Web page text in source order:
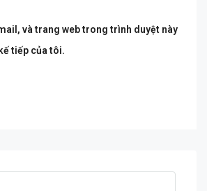
và trang web trong trình duyệt này
tiếp của tôi.